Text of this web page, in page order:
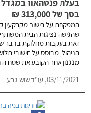
בעלת פנטהאוז במגדל
בסך של 313,000 ₪
המפקחת על רישום מקרקעין
שהגישה נציגות הבית
זאת בעקבות מחלוקת בדבר
הניהול, מבוסס על חישובי
מנגנון אחר הקובע את שטח
03/11/2021, עו"ד שוש גבע